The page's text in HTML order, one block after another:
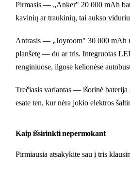
Pirmasis — „Anker" 20 000 mAh
kavinių ar traukinių, tai aukso
Antrasis — „Joyroom" 30 000 mAh
planšetę — du ar tris. Integruotas
renginiuose, ilgose kelionėse
Trečiasis variantas — išorinė baterija
esate ten, kur nėra jokio elektros
Kaip išsirinkti nepermokant
Pirmiausia atsakykite sau į tris